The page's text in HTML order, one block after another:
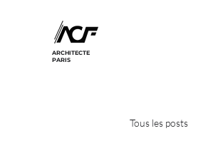
ARCHITECTE
PARIS
Tous les posts